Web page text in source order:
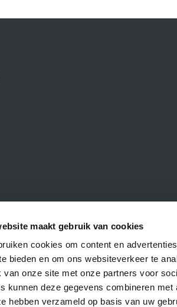
maakt gebruik van cookies
cookies om content en
bieden en om ons websiteverkeer te
van onze site met onze partners voor
kunnen deze gegevens combineren
hebben verzameld op basis van uw